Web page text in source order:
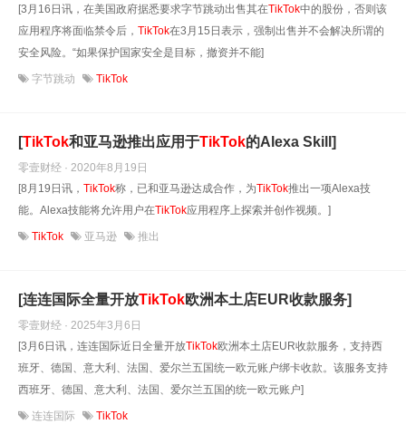
[3月16日讯，在美国政府据悉要求字节跳动出售其在TikTok中的股份，否则该
应用程序将面临禁令后， TikTok在3月15日表示，强制出售并不会解决所谓的
安全风险。“如果保护国家安全是目标，撤资并不能]
字节跳动 TikTok
[TikTok和亚马逊推出应用于TikTok的Alexa Skill]
零壹财经 · 2020年8月19日
[8月19日讯， TikTok称，已和亚马逊达成合作，为TikTok推出一项Alexa技
能。Alexa技能将允许用户在TikTok应用程序上探索并创作视频。]
TikTok 亚马逊 推出
[连连国际全量开放TikTok欧洲本土店EUR收款服务]
零壹财经 · 2025年3月6日
[3月6日讯，连连国际近日全量开放TikTok欧洲本土店EUR收款服务，支持西
班牙、德国、意大利、法国、爱尔兰五国统一欧元账户绑卡收款。该服务支持
西班牙、德国、意大利、法国、爱尔兰五国的统一欧元账户]
连连国际 TikTok